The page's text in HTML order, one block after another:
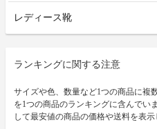
レディース靴
ランキングに関する注意
サイズや色、数量など1つの商品に複
を1つの商品のランキングに含んでい
して最安値の商品の価格や送料を表示